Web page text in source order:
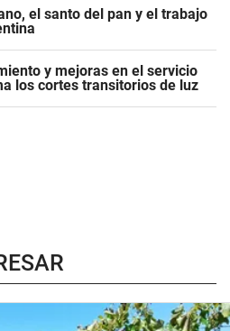
el santo del pan y el trabajo
y mejoras en el servicio
los cortes transitorios de luz